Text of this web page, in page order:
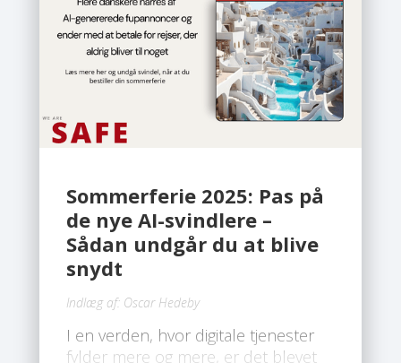
Sommerferie 2025: Pas på
de nye AI-svindlere –
Sådan undgår du at blive
snydt
Indlæg af: Oscar Hedeby
I en verden, hvor digitale tjenester
fylder mere og mere, er det blevet